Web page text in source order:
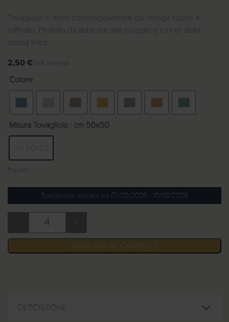
Tovagliolo in misto cotone/poliestere dal design sobrio e
raffinato. Perfetto da abbinare alle tovaglie e runner della
stessa linea.
2,50 € IVA esclusa
Colore
Misura Tovagliolo : cm 50x50
cm 50x50
Svuota
Spedizione stimata tra 07/08/2026 - 10/08/2026
Tovaglioli stiro facile Giulia quantità
AGGIUNGI AL CARRELLO
DESCRIZIONE